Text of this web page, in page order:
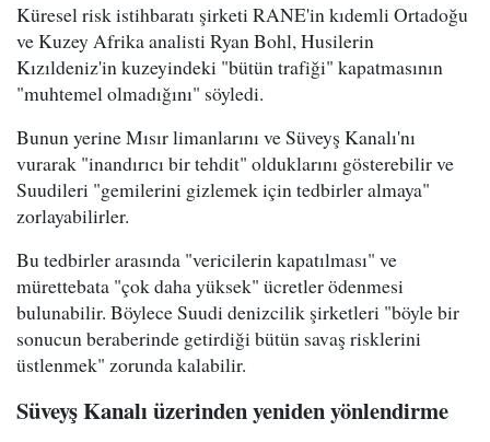
Küresel risk istihbaratı şirketi RANE'in kıdemli Ortadoğu
ve Kuzey Afrika analisti Ryan Bohl, Husilerin
Kızıldeniz'in kuzeyindeki "bütün trafiği" kapatmasının
"muhtemel olmadığını" söyledi.
Bunun yerine Mısır limanlarını ve Süveyş Kanalı'nı
vurarak "inandırıcı bir tehdit" olduklarını gösterebilir ve
Suudileri "gemilerini gizlemek için tedbirler almaya"
zorlayabilirler.
Bu tedbirler arasında "vericilerin kapatılması" ve
mürettebata "çok daha yüksek" ücretler ödenmesi
bulunabilir. Böylece Suudi denizcilik şirketleri "böyle bir
sonucun beraberinde getirdiği bütün savaş risklerini
üstlenmek" zorunda kalabilir.
Süveyş Kanalı üzerinden yeniden yönlendirme